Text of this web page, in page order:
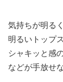
気持ちが明る
明るいトップ
シャキッと感
などが手放せ